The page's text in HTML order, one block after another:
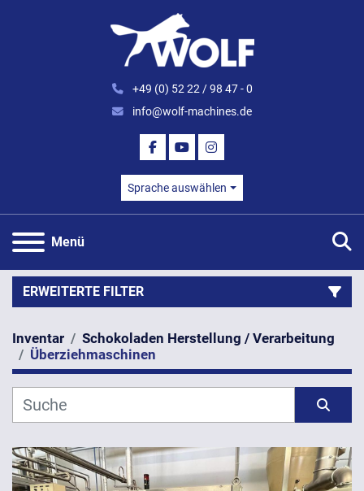
+49 (0) 52 22 / 98 47 - 0
info@wolf-machines.de
FACEBOOK
YOUTUBEINSTAGRAM
Sprache auswählen
Menü
ERWEITERTE FILTER
Kategorie
Hersteller
Modell
Inventar
Schokoladen Herstellung / Verarbeitung
Überziehmaschinen